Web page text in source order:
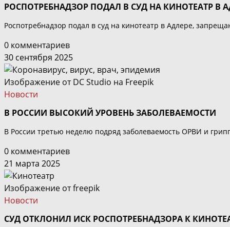
РОСПОТРЕБНАДЗОР ПОДАЛ В СУД НА КИНОТЕАТР В
Роспотребнадзор подал в суд на кинотеатр в Адлере,
0 комментариев
30 сентября 2025
Изображение от DC Studio на Freepik
Новости
В РОССИИ ВЫСОКИЙ УРОВЕНЬ ЗАБОЛЕВАЕМОСТИ
В России третью неделю подряд заболеваемость ОРВИ и
0 комментариев
21 марта 2025
Изображение от freepik
Новости
СУД ОТКЛОНИЛ ИСК РОСПОТРЕБНАДЗОРА К